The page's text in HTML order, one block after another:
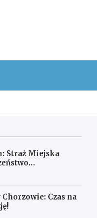
Straż Miejska
Czas na